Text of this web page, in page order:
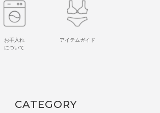
お手入れ
について
アイテムガイド
CATEGORY